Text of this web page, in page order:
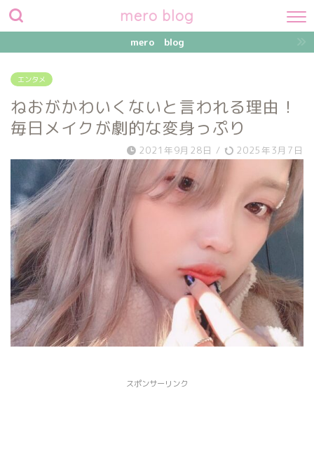
mero blog
mero blog
エンタメ
ねおがかわいくないと言われる理由！
毎日メイクが劇的な変身っぷり
2021年9月28日 / 2025年3月7日
スポンサーリンク